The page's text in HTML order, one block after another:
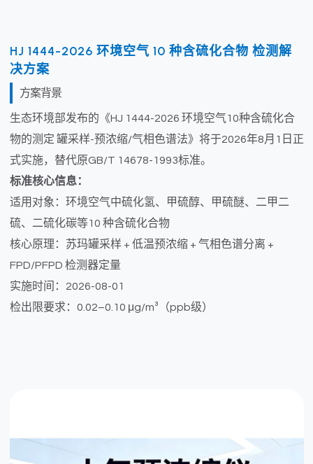
HJ 1444-2026 环境空气 10 种含硫化合物 检测解
决方案
方案背景
生态环境部发布的《HJ 1444-2026 环境空气10种含硫化合
物的测定 罐采样-预浓缩/气相色谱法》将于2026年8月1日正
式实施，替代原GB/T 14678-1993标准。
标准核心信息：
适用对象：环境空气中硫化氢、甲硫醇、甲硫醚、二甲二
硫、二硫化碳等10 种含硫化合物
核心原理：苏玛罐采样 + 低温预浓缩 + 气相色谱分离 +
FPD/PFPD 检测器定量
实施时间：2026-08-01
检出限要求：0.02–0.10 μg/m³（ppb级）